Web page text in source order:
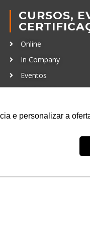
e personalizar a
CURSOS,
Online
In Company
Eventos
Certificações